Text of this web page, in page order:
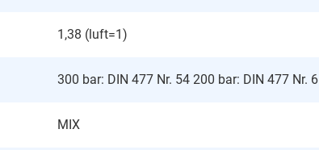
1,38 (luft=1)
300 bar: DIN 477 Nr. 54 200 bar: DIN 477 Nr. 6
MIX